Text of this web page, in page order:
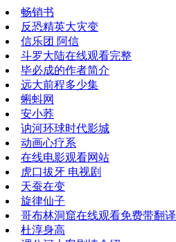
畅销书
反恐精英大灾变
信乐团 阿信
斗罗大陆在线观看完整
毕必成的作者简介
远大前程多少集
蝌蚪网
安小荞
讷河环球时代影城
动画心疗系
在线电影观看网站
虎口拔牙 电视剧
天蚕在变
旋律仙子
哥布林洞窟在线观看免费带翻译
杜淳身高